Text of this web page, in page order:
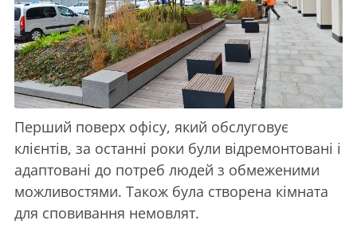
Перший поверх офісу, який обслуговує
клієнтів, за останні роки були відремонтовані і
адаптовані до потреб людей з обмеженими
можливостями. Також була створена кімната
для сповивання немовлят.